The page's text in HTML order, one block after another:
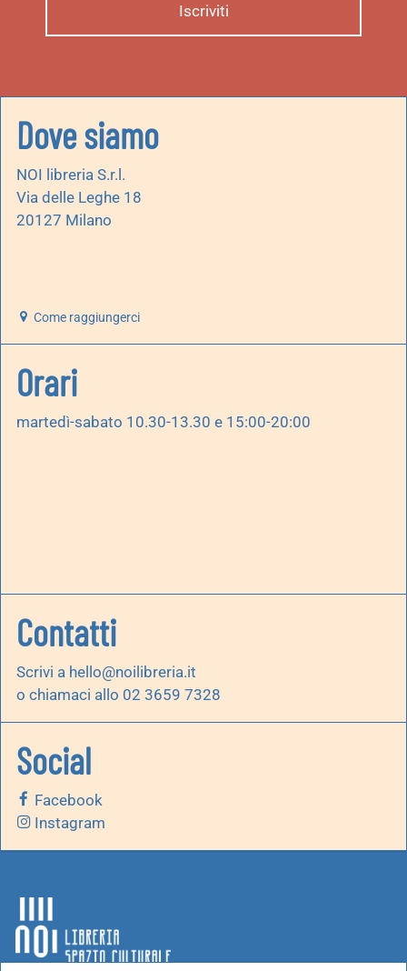
Dove siamo
NOI libreria S.r.l.
Via delle Leghe 18
20127 Milano
Come raggiungerci
Orari
martedì-sabato 10.30-13.30 e 15:00-20:00
Contatti
Scrivi a hello@noilibreria.it
o chiamaci allo 02 3659 7328
Social
Facebook
Instagram